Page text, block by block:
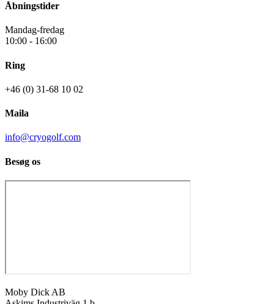
Åbningstider
Mandag-fredag
10:00 - 16:00
Ring
+46 (0) 31-68 10 02
Maila
info@cryogolf.com
Besøg os
Moby Dick AB